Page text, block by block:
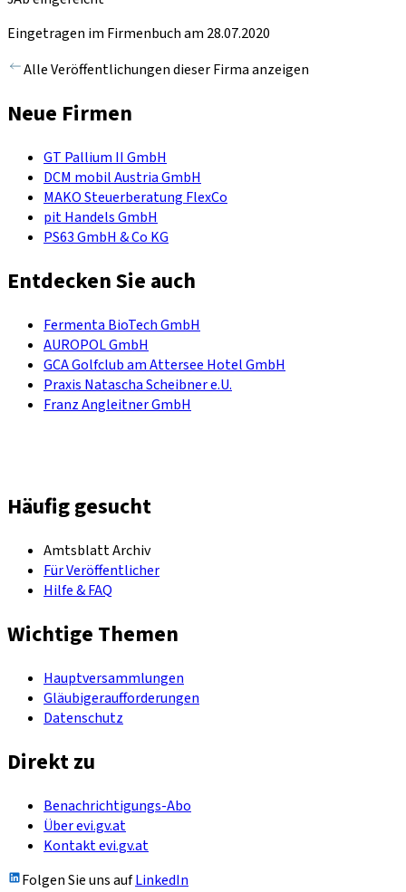
Eingetragen im Firmenbuch am 28.07.2020
Alle Veröffentlichungen dieser Firma anzeigen
Neue Firmen
GT Pallium II GmbH
DCM mobil Austria GmbH
MAKO Steuerberatung FlexCo
pit Handels GmbH
PS63 GmbH & Co KG
Entdecken Sie auch
Fermenta BioTech GmbH
AUROPOL GmbH
GCA Golfclub am Attersee Hotel GmbH
Praxis Natascha Scheibner e.U.
Franz Angleitner GmbH
Häufig gesucht
Amtsblatt Archiv
Für Veröffentlicher
Hilfe & FAQ
Wichtige Themen
Hauptversammlungen
Gläubigeraufforderungen
Datenschutz
Direkt zu
Benachrichtigungs-Abo
Über evi.gv.at
Kontakt evi.gv.at
Folgen Sie uns aufLinkedIn